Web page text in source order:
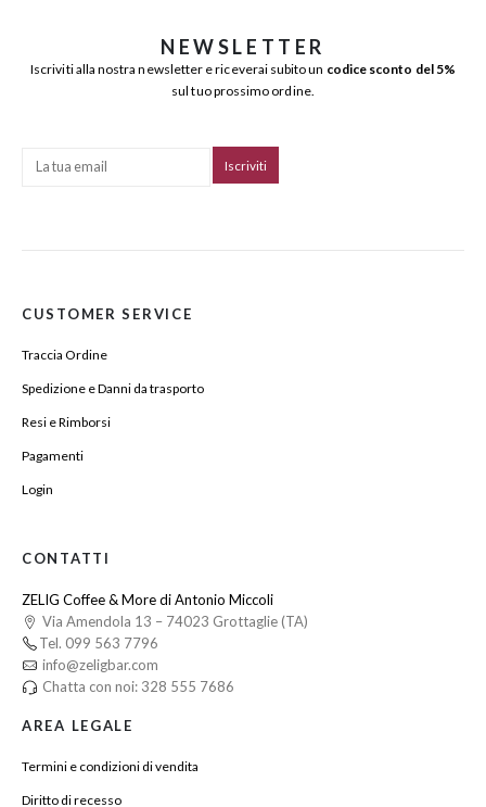
NEWSLETTER
Iscriviti alla nostra newsletter e riceverai subito un codice sconto del 5%
sul tuo prossimo ordine.
CUSTOMER SERVICE
Traccia Ordine
Spedizione e Danni da trasporto
Resi e Rimborsi
Pagamenti
Login
CONTATTI
ZELIG Coffee & More di Antonio Miccoli
Via Amendola 13 – 74023 Grottaglie (TA)
Tel. 099 563 7796
info@zeligbar.com
Chatta con noi: 328 555 7686
AREA LEGALE
Termini e condizioni di vendita
Diritto di recesso